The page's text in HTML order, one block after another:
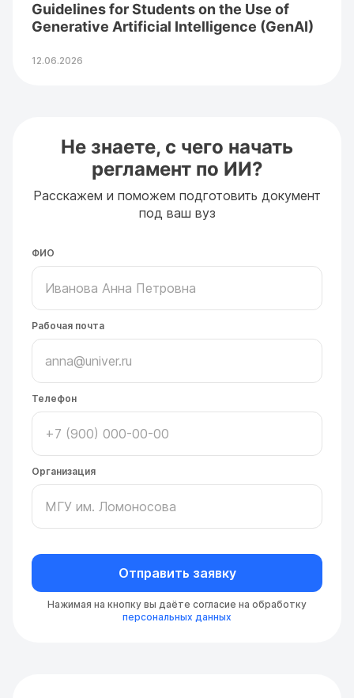
Guidelines for Students on the Use of
Generative Artificial Intelligence (GenAI)
12.06.2026
Не знаете, с чего начать
регламент по ИИ?
Расскажем и поможем подготовить документ
под ваш вуз
ФИО
Рабочая почта
Телефон
Организация
Отправить заявку
Нажимая на кнопку вы даёте согласие на обработку
персональных данных